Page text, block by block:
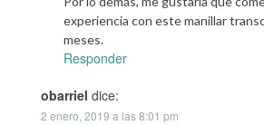
experiencia con este manillar
meses.
Responder
obarriel dice:
2 enero, 2019 a las 8:01 pm